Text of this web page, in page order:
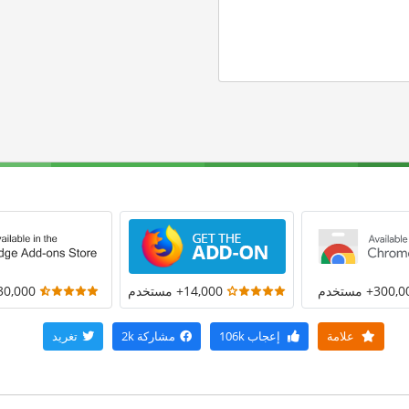
مستخدم 14,000+ مستخدم 30,000+
علامة إعجاب مشاركة 2k تغريد